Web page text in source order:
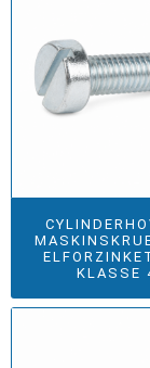
KLASSE